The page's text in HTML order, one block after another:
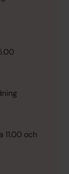
och